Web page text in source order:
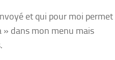
et qui pour moi permet
» dans mon menu mais